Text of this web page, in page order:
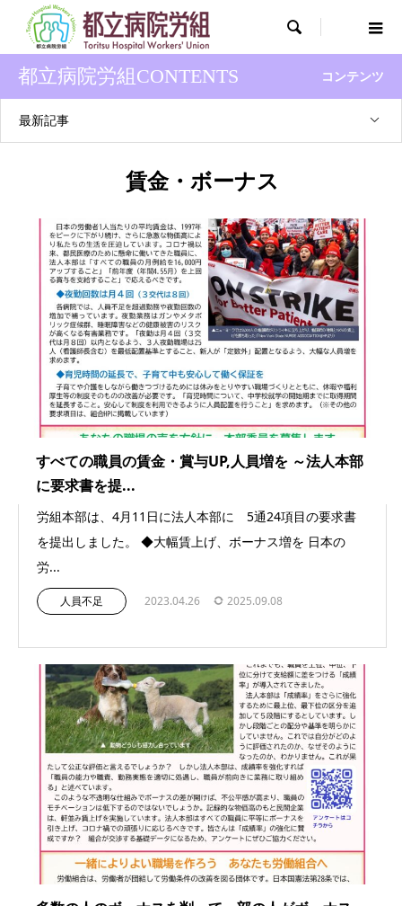

都立病院労組CONTENTS コンテンツ
最新記事
賃金・ボーナス
すべての職員の賃金・賞与UP,人員増を ～法人本部
に要求書を提...
労組本部は、4月11日に法人本部に 5通24項目の要求書
を提出しました。 ◆大幅賃上げ、ボーナス増を 日本の
労...
人員不足 2023.04.26 2025.09.08